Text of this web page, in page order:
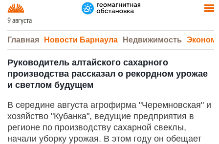
9 августа
Главная Новости Барнаула Недвижимость
Руководитель алтайского сахарного
производства рассказал о рекордном урожае
и светлом будущем
В середине августа агрофирма "Черемновская" и
хозяйство "Кубанка", ведущие предприятия в
регионе по производству сахарной свеклы,
начали уборку урожая. В этом году он обещает